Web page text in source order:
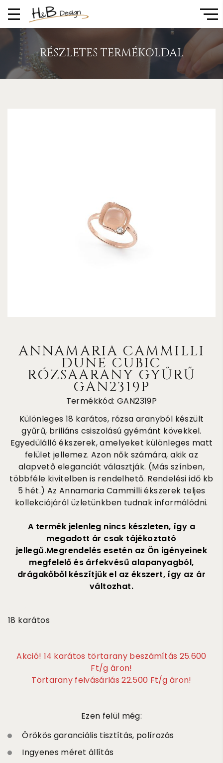
RÉSZLETES TERMÉKOLDAL
ANNAMARIA CAMMILLI
DUNE CUBIC
RÓZSAARANY GYŰRŰ
GAN2319P
Termékkód: GAN2319P
Különleges 18 karátos, rózsa aranyból készült
gyűrű, briliáns csiszolású gyémánt kövekkel.
Egyedülálló ékszerek, amelyeket különleges matt
felület jellemez. Azon nők számára, akik az
alapvető eleganciát választják. (Más színben,
többféle kivitelben is rendelhető. Rendelési idő kb
5 hét.) Az Annamaria Cammilli ékszerek teljes
kollekciójáról üzletünkben tudnak informálódni.
A termék jelenleg nincs készleten, így a
megadott ár csak tájékoztató
jellegű.Megrendelés esetén az Ön igényeinek
megfelelő és árfekvésű alapanyagból,
drágakőből készítjük el az ékszert, így az ár
változhat.
18 karátos
Akció! 14 karátos törtarany beszámítás 25.600
Ft/g áron!
Törtarany felvásárlás 22.500 Ft/g áron!
Ezen felül még:
Örökös garanciális tisztítás, polírozás
Ingyenes méret állítás